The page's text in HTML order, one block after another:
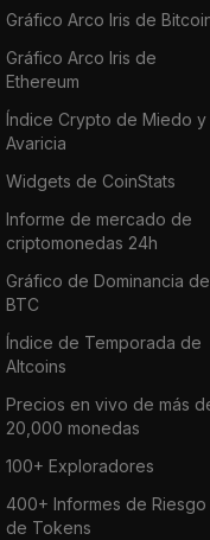
Gráfico Arco Iris de
Gráfico Arco Iris de
Ethereum
Índice Crypto de Miedo y
Avaricia
Widgets de CoinStats
Informe de mercado de
criptomonedas 24h
Gráfico de Dominancia de
BTC
Índice de Temporada de
Altcoins
Precios en vivo de más
20,000 monedas
100+ Exploradores
400+ Informes de Riesgo
de Tokens